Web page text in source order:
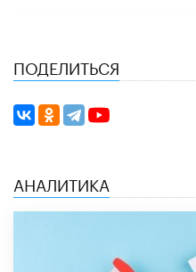
ПОДЕЛИТЬСЯ
АНАЛИТИКА